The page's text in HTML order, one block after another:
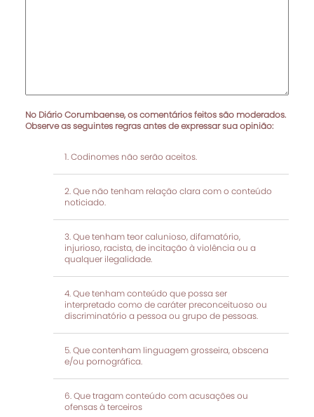
No Diário Corumbaense, os comentários feitos são moderados.
Observe as seguintes regras antes de expressar sua opinião:
Codinomes não serão aceitos.
Que não tenham relação clara com o conteúdo
noticiado.
Que tenham teor calunioso, difamatório,
injurioso, racista, de incitação à violência ou a
qualquer ilegalidade.
Que tenham conteúdo que possa ser
interpretado como de caráter preconceituoso ou
discriminatório a pessoa ou grupo de pessoas.
Que contenham linguagem grosseira, obscena
e/ou pornográfica.
Que tragam conteúdo com acusações ou
ofensas à terceiros